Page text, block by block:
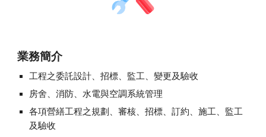
業務簡介
工程之委託設計、招標、監工、變更及驗收
房舍、消防、水電與空調系統管理
各項營繕工程之規劃、審核、招標、訂約、施工、監工
及驗收